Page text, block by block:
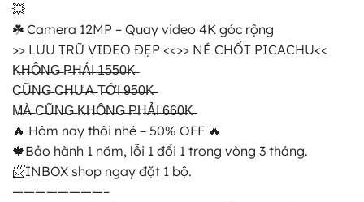
💥
☘️ Camera 12MP – Quay video 4K góc rộng
>> LƯU TRỮ VIDEO ĐẸP <<>> NÉ CHỐT PICACHU<<
K̶̶H̶̶Ô̶̶N̶̶G̶ P̶̶H̶̶Ả̶̶I̶ ̶1̶̶5̶̶5̶̶0̶̶K̶
C̶̶Ũ̶̶N̶̶G̶ C̶̶H̶̶Ư̶̶A̶ T̶̶Ớ̶̶I̶ ̶̶̶9̶̶5̶̶0̶̶K̶
M̶̶À̶ C̶̶Ũ̶̶N̶̶G̶ K̶̶H̶̶Ô̶̶N̶̶G̶ ̶P̶̶H̶̶Ả̶̶I̶ ̶̶6̶̶6̶̶0̶̶K̶
🔥 Hôm nay thôi nhé – 50% OFF 🔥
🍁Bảo hành 1 năm, lỗi 1 đổi 1 trong vòng 3 tháng.
📨INBOX shop ngay đặt 1 bộ.
————————–